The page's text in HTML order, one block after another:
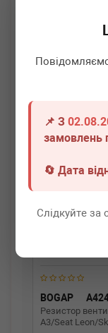
📌 З
замовлень
🔄 Дата
Слідкуйте
Немає в
BOGAP
Резистор
A3/Seat Leon/